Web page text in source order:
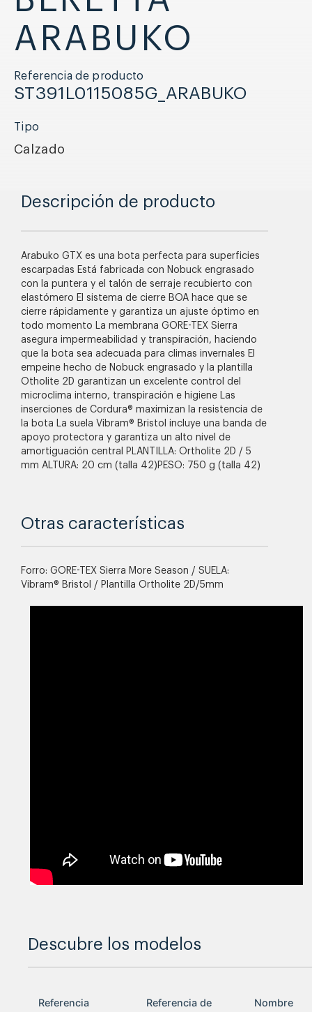
ARABUKO
Referencia de producto
ST391L0115085G_ARABUKO
Tipo
Calzado
Descripción de producto
Arabuko GTX es una bota perfecta para superficies
escarpadas Está fabricada con Nobuck engrasado
con la puntera y el talón de serraje recubierto con
elastómero El sistema de cierre BOA hace que se
cierre rápidamente y garantiza un ajuste óptimo en
todo momento La membrana GORE-TEX Sierra
asegura impermeabilidad y transpiración, haciendo
que la bota sea adecuada para climas invernales El
empeine hecho de Nobuck engrasado y la plantilla
Otholite 2D garantizan un excelente control del
microclima interno, transpiración e higiene Las
inserciones de Cordura® maximizan la resistencia de
la bota La suela Vibram® Bristol incluye una banda de
apoyo protectora y garantiza un alto nivel de
amortiguación central PLANTILLA: Ortholite 2D / 5
mm ALTURA: 20 cm (talla 42)PESO: 750 g (talla 42)
Otras características
Forro: GORE-TEX Sierra More Season / SUELA:
Vibram® Bristol / Plantilla Ortholite 2D/5mm
Descubre los modelos
Referencia
Referencia de
Nombre